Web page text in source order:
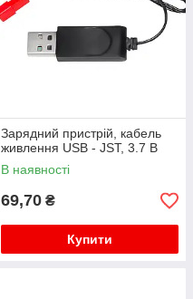
Зарядний пристрій, кабель
живлення USB - JST, 3.7 В
В наявності
69,70 ₴
Купити